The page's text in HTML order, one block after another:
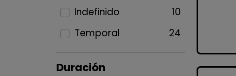
Indefinido
10
Temporal
24
Duración